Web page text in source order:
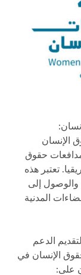
الإنسان
حقوق
تعتبر هذه
والوصول إلى
المدنية
الدعم
الإنسان في
على: